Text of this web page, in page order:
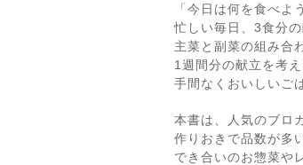
「今日は何を食べよ
忙しい毎日、3食分
主菜と副菜の組み合
1週間分の献立を考
手間なくおいしいご
本書は、人気のブロ
作りおきで品数が多
でき合いのお惣菜や